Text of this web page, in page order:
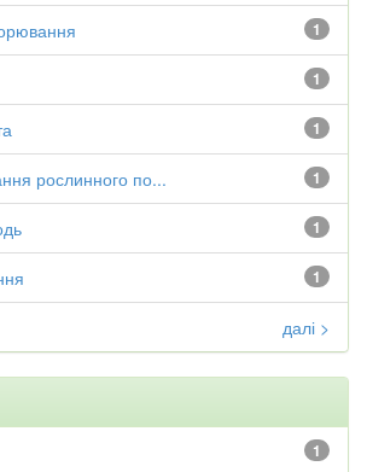
1
1
1
1
рослинного по...
1
1
далі >
1